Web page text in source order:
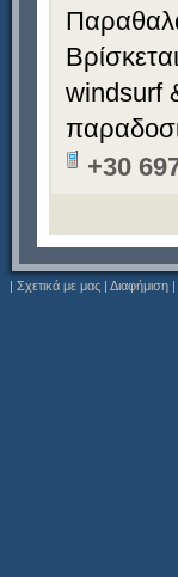
windsurf
+30
| Σχετικά με μας | Διαφήμιση |